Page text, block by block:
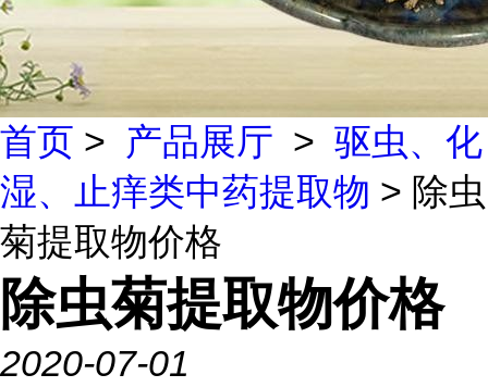
首页 > 产品展厅 > 驱虫、化
湿、止痒类中药提取物 > 除虫
菊提取物价格
除虫菊提取物价格
2020-07-01